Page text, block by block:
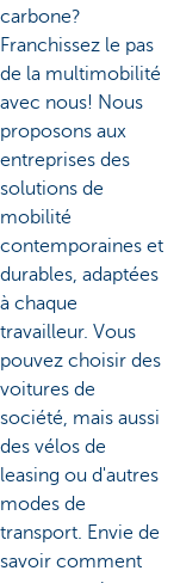
carbone?
Franchissez le pas
de la multimobilité
avec nous! Nous
proposons aux
entreprises des
solutions de
mobilité
contemporaines et
durables, adaptées
à chaque
travailleur. Vous
pouvez choisir des
voitures de
société, mais aussi
des vélos de
leasing ou d'autres
modes de
transport. Envie de
savoir comment